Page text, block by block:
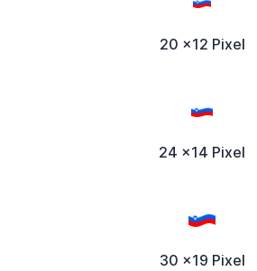
20 x12 Pixel
24 x14 Pixel
30 x19 Pixel